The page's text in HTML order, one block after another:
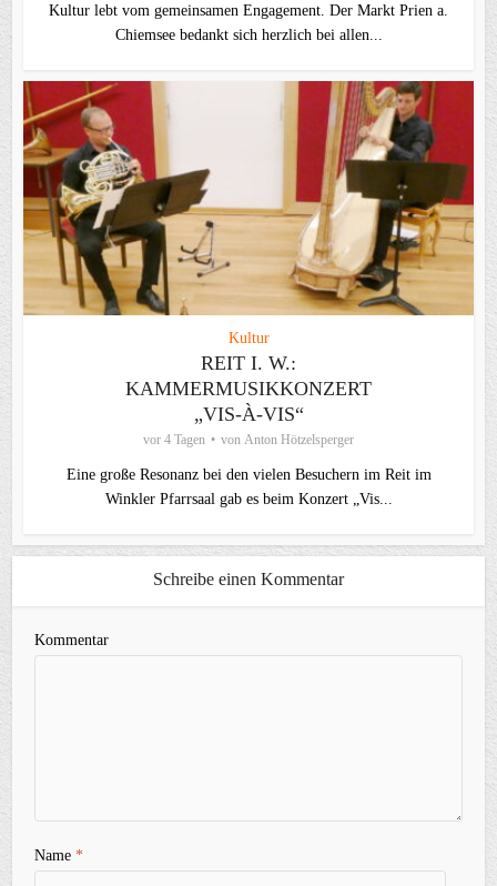
Kultur lebt vom gemeinsamen Engagement. Der Markt Prien a.
Chiemsee bedankt sich herzlich bei allen...
Kultur
REIT I. W.:
KAMMERMUSIKKONZERT
„VIS-À-VIS“
vor 4 Tagen von Anton Hötzelsperger
Eine große Resonanz bei den vielen Besuchern im Reit im
Winkler Pfarrsaal gab es beim Konzert „Vis...
Schreibe einen Kommentar
Kommentar
Name*